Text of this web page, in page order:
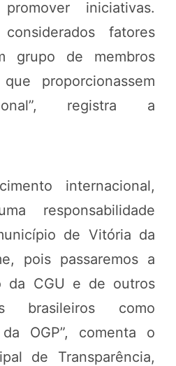
iniciativas.
fatores
grupo de membros
proporcionassem
registra a
internacional,
responsabilidade
de Vitória da
pois passaremos a
da CGU e de outros
brasileiros como
OGP”, comenta o
de Transparência,